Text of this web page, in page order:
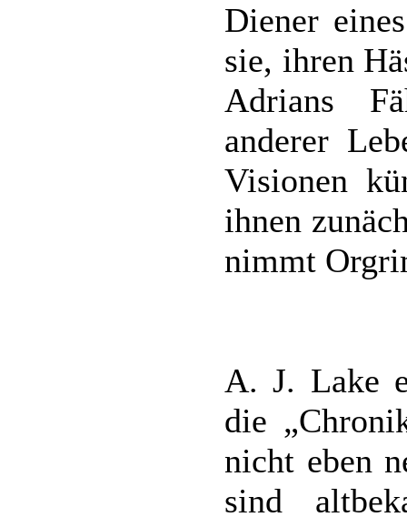
Diener
sie, ihren
Adrians
anderer
Visionen
ihnen
nimmt
A. J. Lake
die
nicht eben
sind